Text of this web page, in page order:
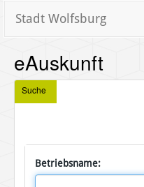
Stadt Wolfsburg
eAuskunft
Suche
Betriebsname: